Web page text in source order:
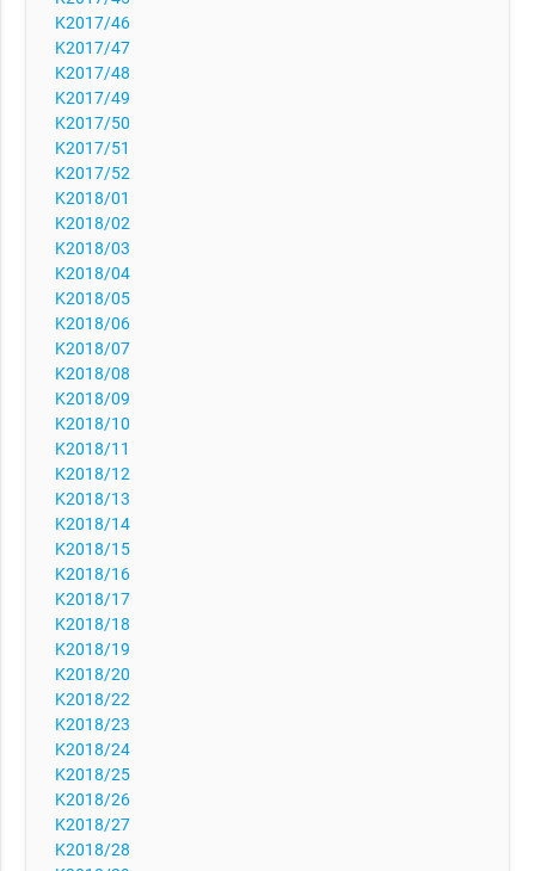
K2017/46
K2017/47
K2017/48
K2017/49
K2017/50
K2017/51
K2017/52
K2018/01
K2018/02
K2018/03
K2018/04
K2018/05
K2018/06
K2018/07
K2018/08
K2018/09
K2018/10
K2018/11
K2018/12
K2018/13
K2018/14
K2018/15
K2018/16
K2018/17
K2018/18
K2018/19
K2018/20
K2018/22
K2018/23
K2018/24
K2018/25
K2018/26
K2018/27
K2018/28